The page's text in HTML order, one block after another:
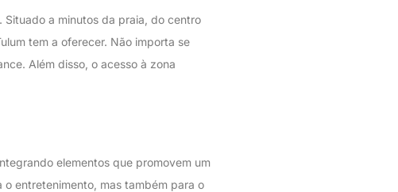
a minutos da praia, do centro
tem a oferecer. Não importa se
Além disso, o acesso à zona
elementos que promovem um
entretenimento, mas também para o